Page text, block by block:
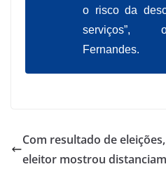
o risco da
serviços”,
Fernandes.
Com resultado de
eleitor mostrou